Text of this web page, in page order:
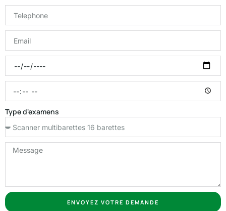
Type d'examens
ENVOYEZ VOTRE DEMANDE